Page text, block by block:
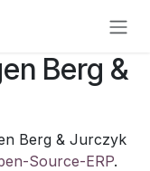
Berg &
Berg & Jurczyk
Source-ERP.